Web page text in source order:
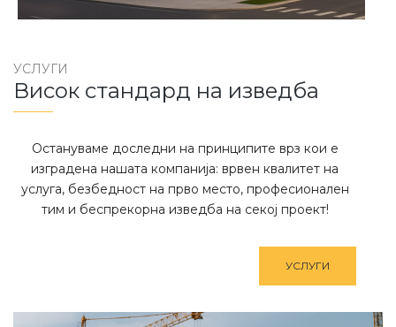
УСЛУГИ
Висок стандард на изведба
Остануваме доследни на принципите врз кои е
изградена нашата компанија: врвен квалитет на
услуга, безбедност на прво место, професионален
тим и беспрекорна изведба на секој проект!
УСЛУГИ